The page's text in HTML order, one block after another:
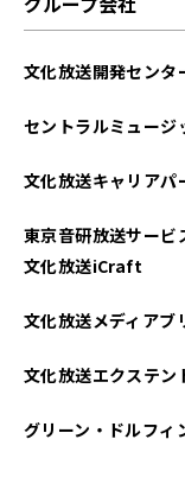
文化放送開発センタ
セントラルミュージ
文化放送キャリアパ
東京音研放送サービ
文化放送iCraft
文化放送メディアブ
文化放送エクステン
グリーン・ドルフィ